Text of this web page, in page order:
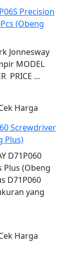
Precision
(Obeng
Jonnesway
MODEL
PRICE ...
Harga
Screwdriver
Plus)
D71P060
Plus (Obeng
D71P060
yang
Harga